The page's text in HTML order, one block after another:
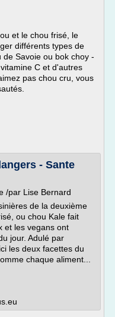
et le chou frisé, le
différents types de
Savoie ou bok choy -
C et d'autres
pas chou cru, vous
- Sante
/par Lise Bernard
de la deuxième
ou chou Kale fait
et les vegans ont
jour. Adulé par
les deux facettes du
chaque aliment...